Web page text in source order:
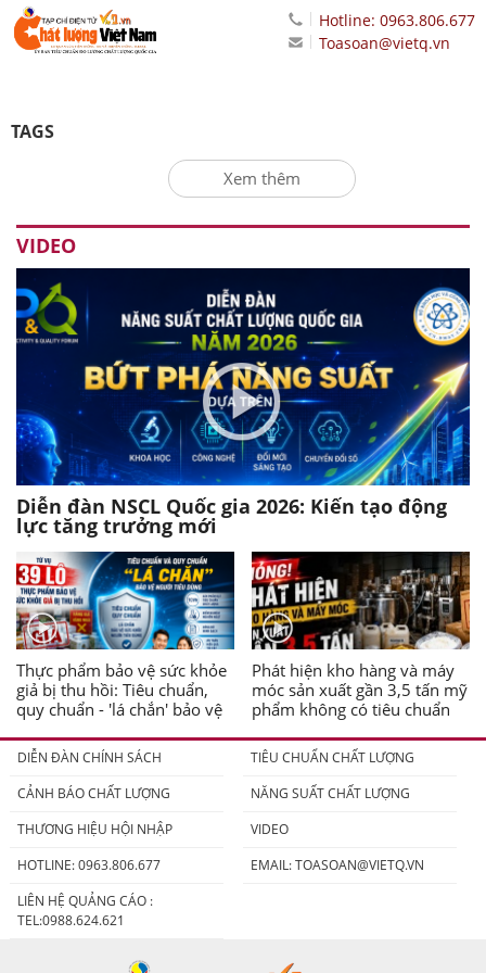
Hotline: 0963.806.677
Toasoan@vietq.vn
TAGS
Xem thêm
VIDEO
Diễn đàn NSCL Quốc gia 2026: Kiến tạo động
lực tăng trưởng mới
Thực phẩm bảo vệ sức khỏe
giả bị thu hồi: Tiêu chuẩn,
quy chuẩn - 'lá chắn' bảo vệ
Phát hiện kho hàng và máy
móc sản xuất gần 3,5 tấn mỹ
phẩm không có tiêu chuẩn
DIỄN ĐÀN CHÍNH SÁCH
TIÊU CHUẨN CHẤT LƯỢNG
CẢNH BÁO CHẤT LƯỢNG
NĂNG SUẤT CHẤT LƯỢNG
THƯƠNG HIỆU HỘI NHẬP
VIDEO
HOTLINE: 0963.806.677
EMAIL:TOASOAN@VIETQ.VN
LIÊN HỆ QUẢNG CÁO :
TEL:0988.624.621